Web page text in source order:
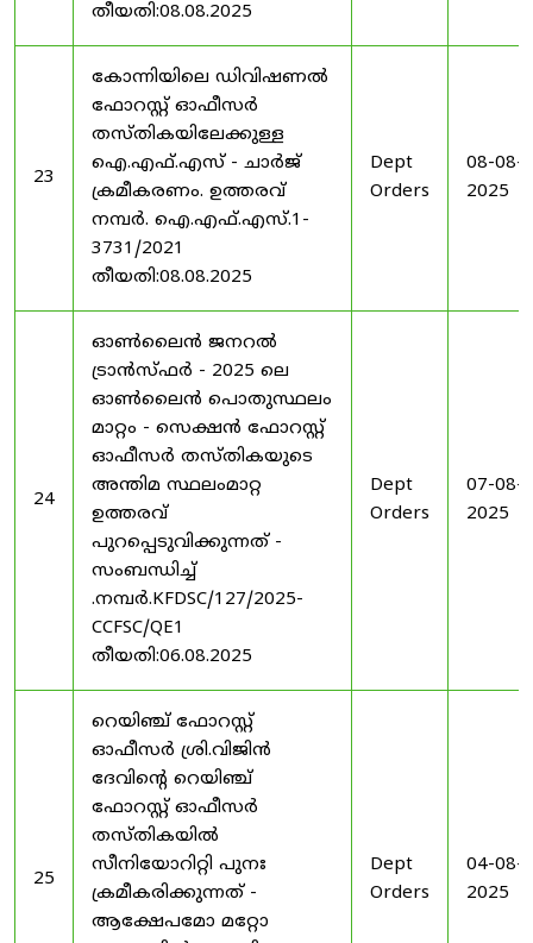
തീയതി:08.08.2025
23
കോന്നിയിലെ ഡിവിഷണൽ
ഫോറസ്റ്റ് ഓഫീസർ
തസ്തികയിലേക്കുള്ള
ഐ.എഫ്.എസ് - ചാർജ്
ക്രമീകരണം. ഉത്തരവ്
നമ്പർ. ഐ.എഫ്.എസ്.1-
3731/2021
തീയതി:08.08.2025
Dept
Orders
08-08-
2025
24
ഓൺലൈൻ ജനറൽ
ട്രാൻസ്ഫർ - 2025 ലെ
ഓൺലൈൻ പൊതുസ്ഥലം
മാറ്റം - സെക്ഷൻ ഫോറസ്റ്റ്
ഓഫീസർ തസ്തികയുടെ
അന്തിമ സ്ഥലംമാറ്റ
ഉത്തരവ്
പുറപ്പെടുവിക്കുന്നത് -
സംബന്ധിച്ച്
.നമ്പർ.KFDSC/127/2025-
CCFSC/QE1
തീയതി:06.08.2025
Dept
Orders
07-08-
2025
25
റെയിഞ്ച് ഫോറസ്റ്റ്
ഓഫീസർ ശ്രി.വിജിൻ
ദേവിന്റെ റെയിഞ്ച്
ഫോറസ്റ്റ് ഓഫീസർ
തസ്തികയിൽ
സീനിയോറിറ്റി പുനഃ
ക്രമീകരിക്കുന്നത് -
ആക്ഷേപമോ മറ്റോ
Dept
Orders
04-08-
2025